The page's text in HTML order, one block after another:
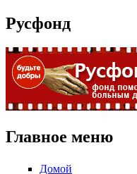
Русфонд
Главное меню
Домой